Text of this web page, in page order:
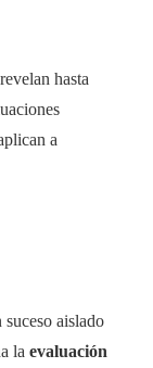
hasta
a
aislado
la evaluación